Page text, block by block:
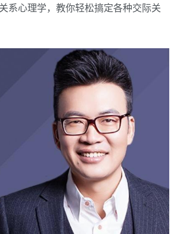
心理学，教你轻松搞定各种交际关